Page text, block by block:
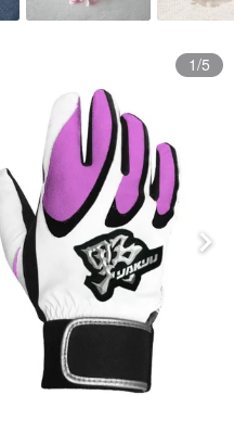
1/5